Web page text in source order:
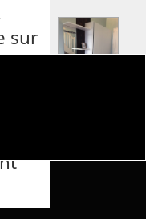
sur